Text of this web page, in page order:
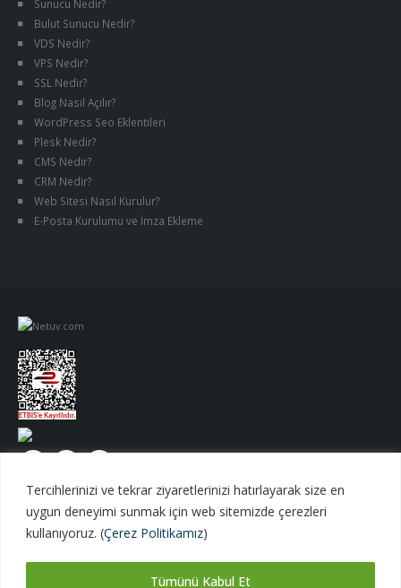
Tercihlerinizi ve tekrar ziyaretlerinizi hatırlayarak size en
uygun deneyimi sunmak için web sitemizde çerezleri
kullanıyoruz. (Çerez Politikamız)
Tümünü Kabul Et
Sunucu Nedir?
Bulut Sunucu Nedir?
VDS Nedir?
VPS Nedir?
SSL Nedir?
Blog Nasıl Açılır?
WordPress Seo Eklentileri
Plesk Nedir?
CMS Nedir?
CRM Nedir?
Web Sitesi Nasıl Kurulur?
E-Posta Kurulumu ve İmza Ekleme